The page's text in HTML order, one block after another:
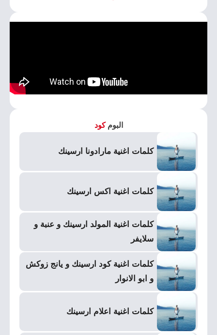
البومكود
كلمات اغنية مارادونا ارسينك
كلمات اغنية اكس ارسينك
كلمات اغنية المولد ارسينك و عنبة و
سلايفر
كلمات اغنية كود ارسينك و يانج زوكش
و ابو الانوار
كلمات اغنية اعلام ارسينك